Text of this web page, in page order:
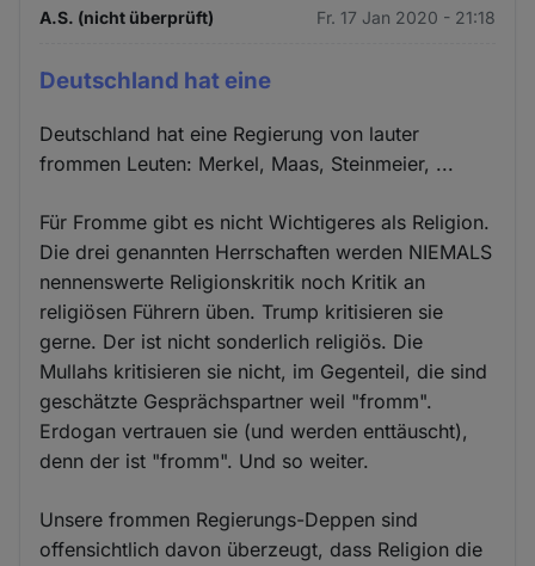
A.S. (nicht überprüft) Fr. 17 Jan 2020 - 21:18
Deutschland hat eine
Deutschland hat eine Regierung von lauter
frommen Leuten: Merkel, Maas, Steinmeier, ...
Für Fromme gibt es nicht Wichtigeres als Religion.
Die drei genannten Herrschaften werden NIEMALS
nennenswerte Religionskritik noch Kritik an
religiösen Führern üben. Trump kritisieren sie
gerne. Der ist nicht sonderlich religiös. Die
Mullahs kritisieren sie nicht, im Gegenteil, die sind
geschätzte Gesprächspartner weil "fromm".
Erdogan vertrauen sie (und werden enttäuscht),
denn der ist "fromm". Und so weiter.
Unsere frommen Regierungs-Deppen sind
offensichtlich davon überzeugt, dass Religion die